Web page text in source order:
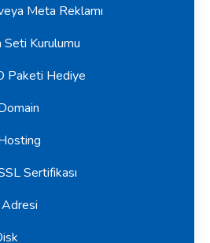
Meta Reklamı
Kurulumu
Paketi Hediye
Sertifikası
Adresi